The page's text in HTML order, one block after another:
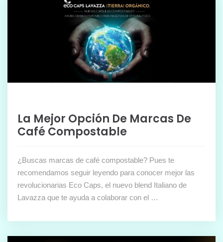
La Mejor Opción De Marcas De
Café Compostable
¿Buscas marcas de café compostable? Pues te
recomendamos seguir leyendo para conocer mejor las
revolucionarias Eco Caps, el nuevo blend Italiano de
Lavazza que te ayuda a colaborar con el …